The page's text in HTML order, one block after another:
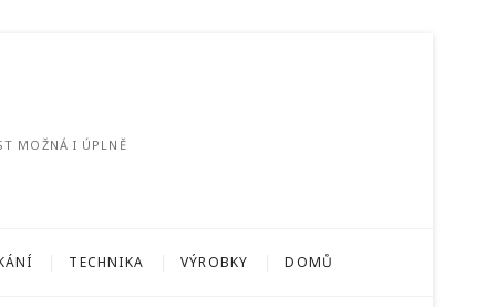
MOŽNÁ I ÚPLNĚ
TECHNIKA VÝROBKY DOMŮ